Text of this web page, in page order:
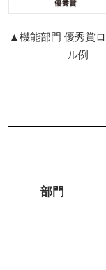
▲機能部門 優秀賞
ル例
部門